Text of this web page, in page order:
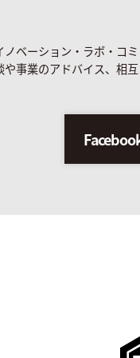
ノベーション・ラボ・コ
や事業のアドバイス、相